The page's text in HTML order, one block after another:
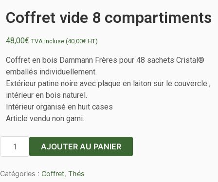
Coffret vide 8 compartiments
48,00€ TVA incluse (40,00€ HT)
Coffret en bois Dammann Frères pour 48 sachets Cristal®
emballés individuellement.
Extérieur patine noire avec plaque en laiton sur le couvercle ;
intérieur en bois naturel.
Intérieur organisé en huit cases
Article vendu non garni.
quantité
de
vide
AJOUTER AU PANIER
Catégories : Coffret, Thés